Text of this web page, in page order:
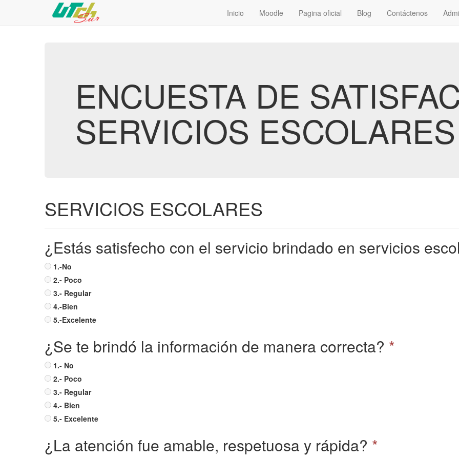
Inicio Moodle Pagina oficial Blog Contáctenos
ENCUESTA DE
SERVICIOS
SERVICIOS ESCOLARES
¿Estás satisfecho con el servicio brindado en servicios
1.-No
2.- Poco
3.- Regular
4.-Bien
5.-Excelente
¿Se te brindó la información de manera correcta? *
1.- No
2.- Poco
3.- Regular
4.- Bien
5.- Excelente
¿La atención fue amable, respetuosa y rápida? *